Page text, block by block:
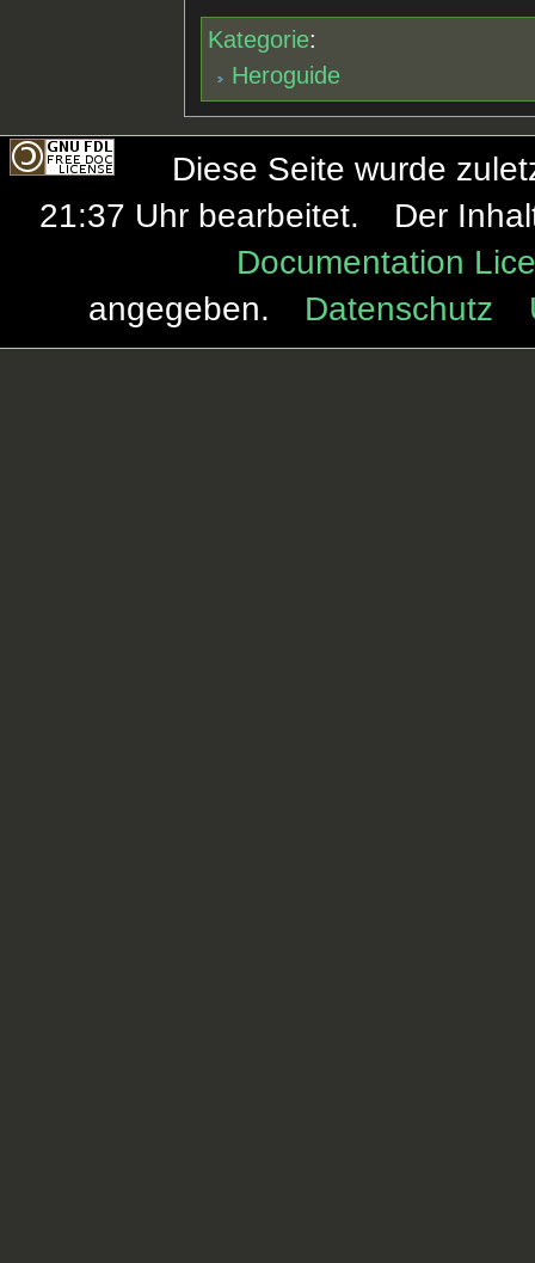
Kategorie:
Heroguide
Diese Seite wurde
21:37 Uhr bearbeitet.
Der
Documentation
angegeben.
Datenschutz